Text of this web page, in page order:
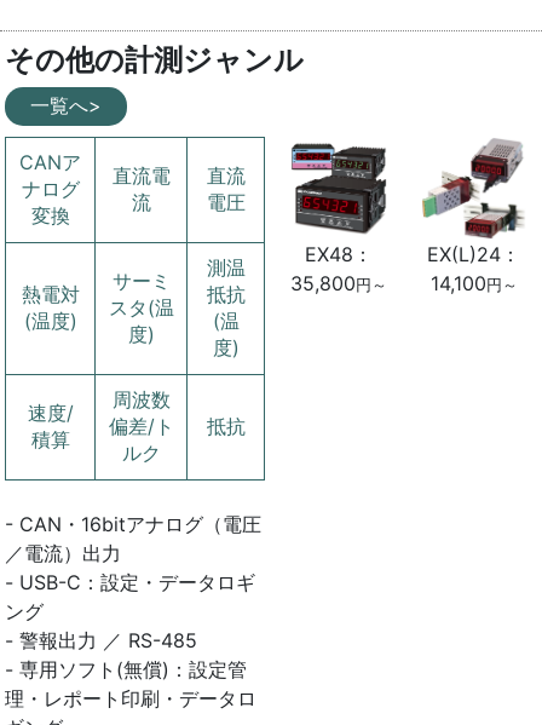
その他の計測ジャンル
一覧へ>
CANア
ナログ
変換
直流電
流
直流
電圧
熱電対
(温度)
サーミ
スタ(温
度)
測温
抵抗
(温
度)
速度/
積算
周波数
偏差/ト
ルク
抵抗
- CAN・16bitアナログ（電圧
／電流）出力
- USB-C：設定・データロギ
ング
- 警報出力 ／ RS-485
- 専用ソフト(無償)：設定管
理・レポート印刷・データロ
EX48：
35,800円～
EX(L)24：
14,100円～